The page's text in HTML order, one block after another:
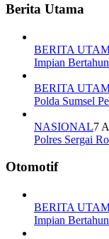
Berita Utama
BERITA
Impian
BERITA
Polda Sumsel
NASIONAL7
Polres Sergai
Otomotif
BERITA
Impian